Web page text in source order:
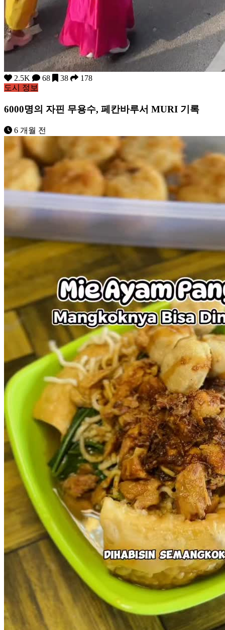
2.5K 68 38
178
도시 정보
6000명의 자핀 무용수, 페칸바루서 MURI 기록
6 개월 전